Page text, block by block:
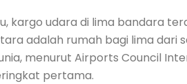
kargo udara di lima bandara
adalah rumah bagi lima dari
menurut Airports Council
pertama.